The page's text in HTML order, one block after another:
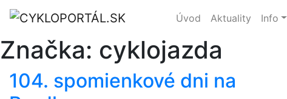
Úvod Aktuality Info
Značka: cyklojazda
104. spomienkové dni na